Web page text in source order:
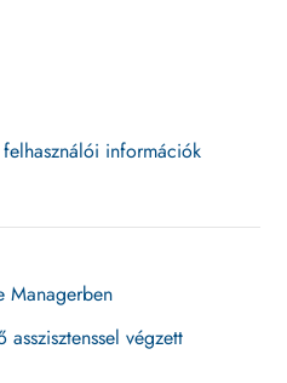
információk
Managerben
végzett